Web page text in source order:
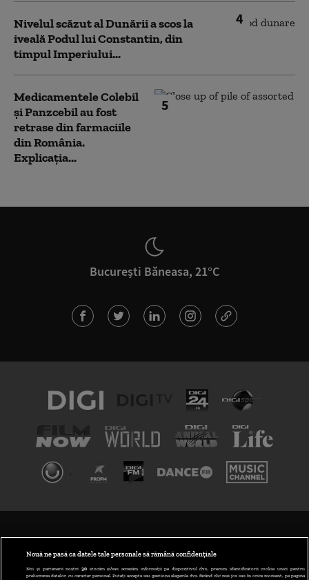
4
Nivelul scăzut al Dunării a scos la
iveală Podul lui Constantin, din
timpul Imperiului...
5
Medicamentele Colebil
și Panzcebil au fost
retrase din farmaciile
din România.
Explicația...
București Băneasa, 21°C
Nouă ne pasă ca datele tale personale să rămână confidențiale
Noi și partenerii noștri 30stocăm și/sau accesăm informații pe dispozitivul dvs., precum identificatorii cookie unici pentru
prelucrarea datelor cu caracter personal. Puteți accepta sau gestiona alegerile dvs. făcând clic mai jos sau în orice moment, pe pagina